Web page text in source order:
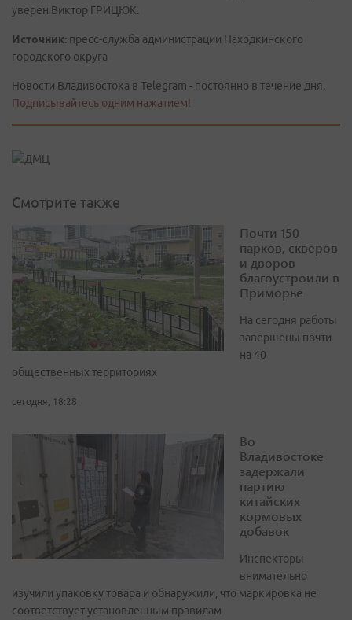
уверен Виктор ГРИЦЮК.
Источник: пресс-служба администрации Находкинского
городского округа
Новости Владивостока в Telegram - постоянно в течение дня.
Подписывайтесь одним нажатием!
Смотрите также
Почти 150
парков, скверов
и дворов
благоустроили в
Приморье
На сегодня работы
завершены почти
на 40
общественных территориях
сегодня, 18:28
Во
Владивостоке
задержали
партию
китайских
кормовых
добавок
Инспекторы
внимательно
изучили упаковку товара и обнаружили, что маркировка не
соответствует установленным правилам